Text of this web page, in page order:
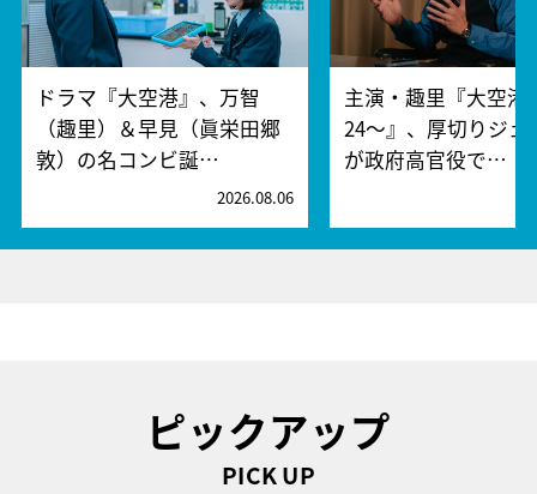
ドラマ『大空港』、万智
（趣里）＆早見（眞栄田郷
敦）の名コンビ誕…
2026.08.06
主演・趣里『大空港
24～』、厚切りジェ
が政府高官役で…
ピックアップ
PICK UP